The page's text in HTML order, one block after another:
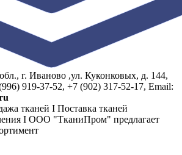
г. Иваново ,ул. Куконковых, д. 144,
919-37-52, +7 (902) 317-52-17, Email:
тканей I Поставка тканей
I ООО "ТканиПром" предлагает